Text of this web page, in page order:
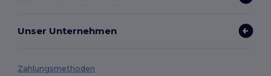
Unser Unternehmen
Zahlungsmethoden